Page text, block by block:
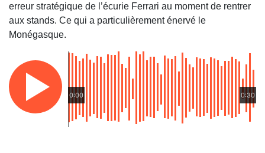
erreur stratégique de l’écurie Ferrari au moment de rentrer
aux stands. Ce qui a particulièrement énervé le
Monégasque.
0:00 0:30